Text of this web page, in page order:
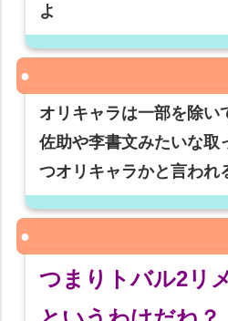
よ
オリキャラは一部を除い
佐助や李書文みたいな取
つオリキャラかと言われ
つまりトバル2リ